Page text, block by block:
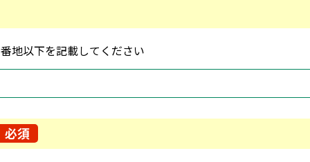
地以下を記載してください
必須